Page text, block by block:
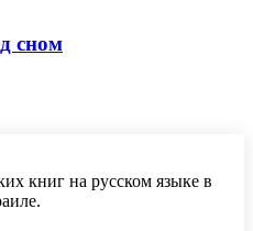
сном
книг на русском языке в